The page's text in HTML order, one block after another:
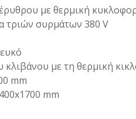
με θερμική
τριών συρμάτων 380 V
κλιβάνου με τη θερμική
mm
mm